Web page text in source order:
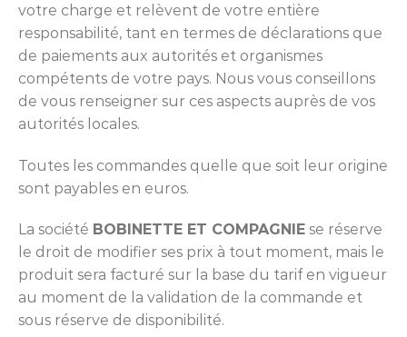
votre charge et relèvent de votre entière
responsabilité, tant en termes de déclarations que
de paiements aux autorités et organismes
compétents de votre pays. Nous vous conseillons
de vous renseigner sur ces aspects auprès de vos
autorités locales.
Toutes les commandes quelle que soit leur origine
sont payables en euros.
La société BOBINETTE ET COMPAGNIE se réserve
le droit de modifier ses prix à tout moment, mais le
produit sera facturé sur la base du tarif en vigueur
au moment de la validation de la commande et
sous réserve de disponibilité.